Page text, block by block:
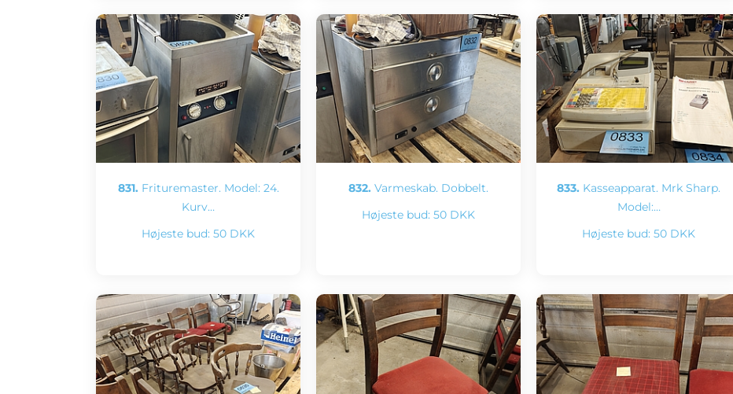
831. Frituremaster. Model: 24.
Kurv…
Højeste bud: 50 DKK
832. Varmeskab. Dobbelt.
Højeste bud: 50 DKK
833. Kasseapparat. Mrk Sharp.
Model:…
Højeste bud: 50 DKK